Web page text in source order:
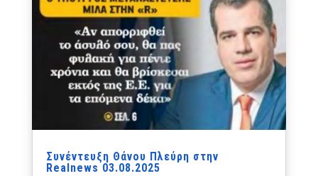
Συνέντευξη Θάνου Πλεύρη στην
Realnews 03.08.2025